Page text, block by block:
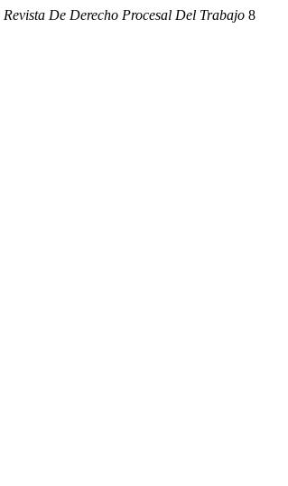
Revista De Derecho Procesal Del Trabajo 8